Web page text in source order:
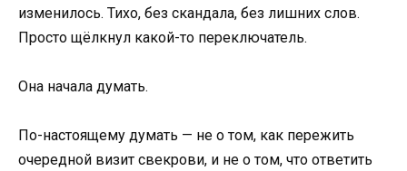
изменилось. Тихо, без скандала, без лишних слов.
Просто щёлкнул какой-то переключатель.
Она начала думать.
По-настоящему думать — не о том, как пережить
очередной визит свекрови, и не о том, что ответить